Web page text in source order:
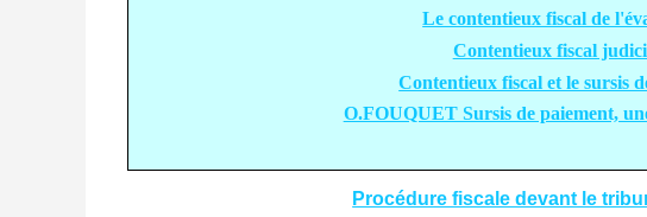
Le contentieux fiscal de
Contentieux fiscal
Contentieux fiscal et le sursis
O.FOUQUET Sursis de paiement,
Procédure fiscale devant le